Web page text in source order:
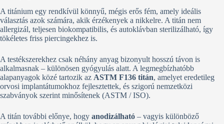
A titánium egy rendkívül könnyű, mégis erős fém, amely ideális
választás azok számára, akik érzékenyek a nikkelre. A titán nem
allergizál, teljesen biokompatibilis, és autoklávban sterilizálható, így
tökéletes friss piercingekhez is.
A testékszerekhez csak néhány anyag bizonyult hosszú távon is
alkalmasnak – különösen gyógyulás alatt. A legmegbízhatóbb
alapanyagok közé tartozik az ASTM F136 titán, amelyet eredetileg
orvosi implantátumokhoz fejlesztettek, és szigorú nemzetközi
szabványok szerint minősítenek (ASTM / ISO).
A titán további előnye, hogy anodizálható – vagyis különböző